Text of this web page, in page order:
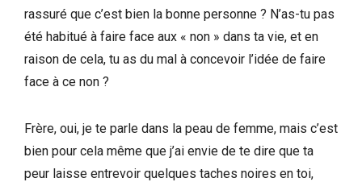
rassuré que c’est bien la bonne personne ? N’as-tu pas
été habitué à faire face aux « non » dans ta vie, et en
raison de cela, tu as du mal à concevoir l’idée de faire
face à ce non ?
Frère, oui, je te parle dans la peau de femme, mais c’est
bien pour cela même que j’ai envie de te dire que ta
peur laisse entrevoir quelques taches noires en toi,